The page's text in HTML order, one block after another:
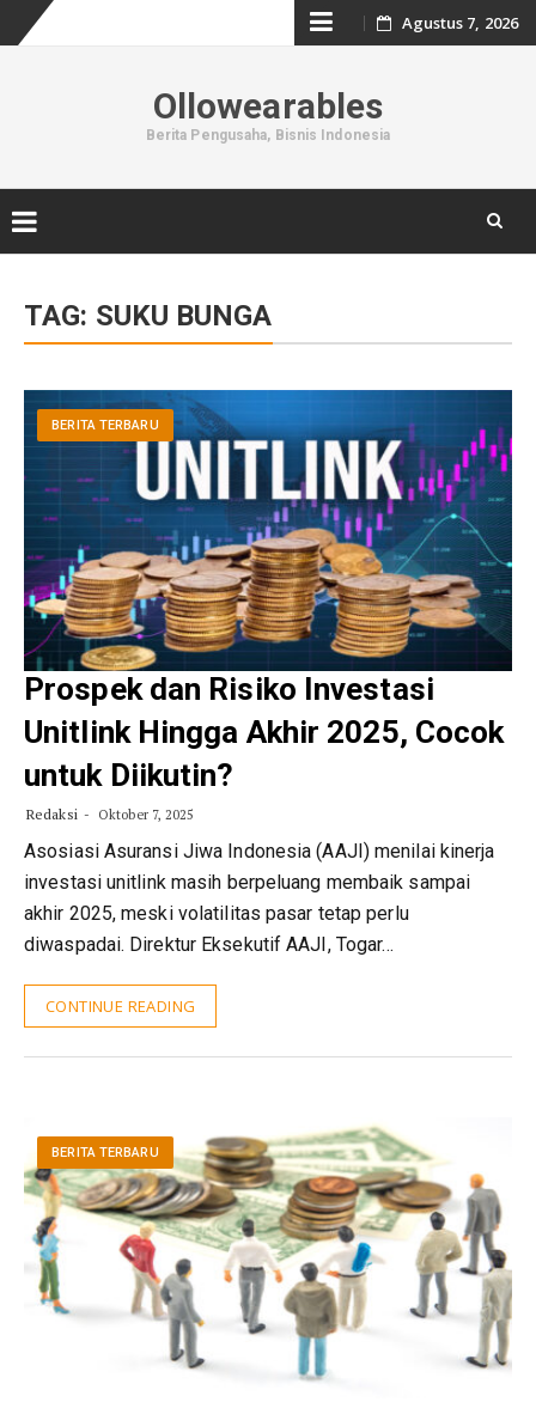
Skip
content
Agustus 7, 2026
Ollowearables
Berita Pengusaha, Bisnis Indonesia
content
TAG: SUKU BUNGA
BERITA TERBARU
Prospek dan Risiko Investasi
Unitlink Hingga Akhir 2025, Cocok
untuk Diikutin?
Redaksi Oktober 7, 2025
Asosiasi Asuransi Jiwa Indonesia (AAJI) menilai kinerja
investasi unitlink masih berpeluang membaik sampai
akhir 2025, meski volatilitas pasar tetap perlu
diwaspadai. Direktur Eksekutif AAJI, Togar…
CONTINUE READING
BERITA TERBARU